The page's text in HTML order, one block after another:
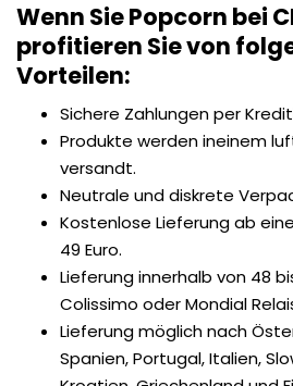
Wenn Sie Popcorn bei
profitieren Sie von
Vorteilen:
Sichere Zahlungen per
Produkte werdenineinem
versandt.
Neutrale und diskrete
Kostenlose Lieferung ab
49 Euro.
Lieferung innerhalb von 48
Colissimo oder Mondial
Lieferung möglich nach
Spanien, Portugal, Italien,